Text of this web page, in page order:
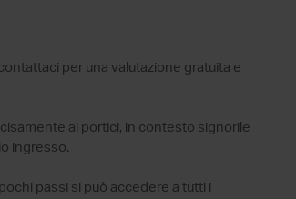
per una valutazione gratuita e
ai portici, in contesto signorile
ingresso.
passi si può accedere a tutti i